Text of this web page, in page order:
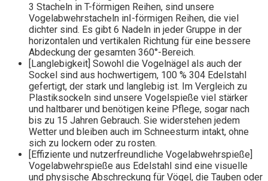
3 Stacheln in T-förmigen Reihen, sind unsere
Vogelabwehrstacheln inⅠ-förmigen Reihen, die viel
dichter sind. Es gibt 6 Nadeln in jeder Gruppe in der
horizontalen und vertikalen Richtung für eine bessere
Abdeckung der gesamten 360°-Bereich.
[Langlebigkeit] Sowohl die Vogelnägel als auch der
Sockel sind aus hochwertigem, 100 % 304 Edelstahl
gefertigt, der stark und langlebig ist. Im Vergleich zu
Plastiksockeln sind unsere Vogelspieße viel stärker
und haltbarer und benötigen keine Pflege, sogar nach
bis zu 15 Jahren Gebrauch. Sie widerstehen jedem
Wetter und bleiben auch im Schneesturm intakt, ohne
sich zu lockern oder zu rosten.
[Effiziente und nutzerfreundliche Vogelabwehrspieße]
Vogelabwehrspieße aus Edelstahl sind eine visuelle
und physische Abschreckung für Vögel, die Tauben oder